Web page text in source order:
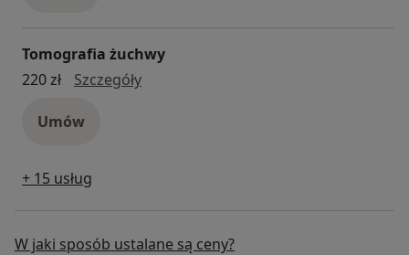
Tomografia żuchwy
220 zł
SzczegółyTomografia żuchwy
Umów
+ 15 usług
W jaki sposób ustalane są ceny?